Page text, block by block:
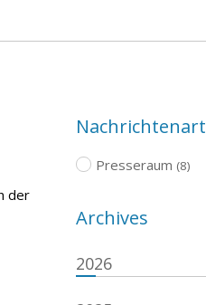
der
Nachrichtenart
Presseraum (8)
Archives
2026